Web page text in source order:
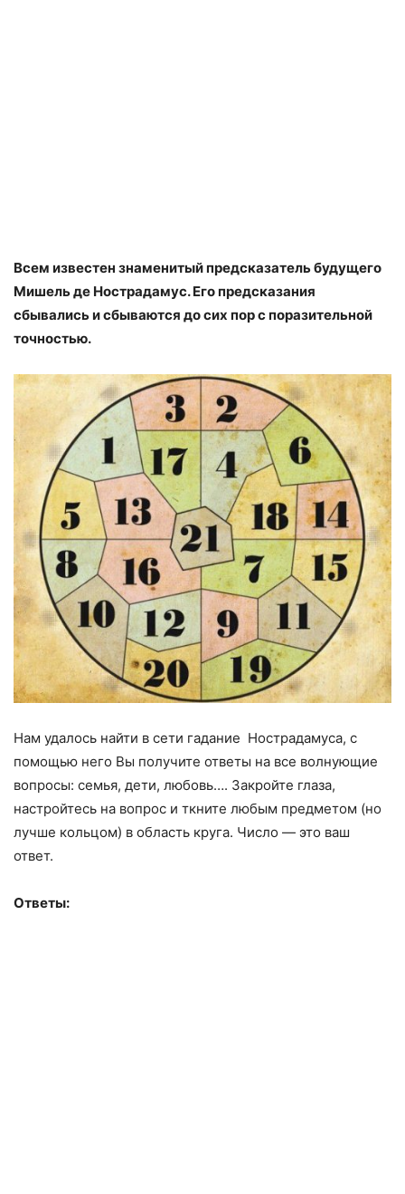
Всем известен знаменитый предсказатель будущего
Мишель де Нострадамус. Его предсказания
сбывались и сбываются до сих пор с поразительной
точностью.
Нам удалось найти в сети гадание Нострадамуса, с
помощью него Вы получите ответы на все волнующие
вопросы: семья, дети, любовь…. Закройте глаза,
настройтесь на вопрос и ткните любым предметом (но
лучше кольцом) в область круга. Число — это ваш
ответ.
Ответы: